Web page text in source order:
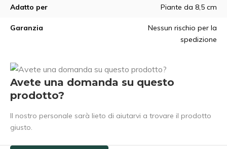
Adatto per Piante da 8,5 cm
Garanzia
Nessun rischio per la
spedizione
Avete una domanda su questo
prodotto?
Il nostro personale sarà lieto di aiutarvi a trovare il prodotto
giusto.